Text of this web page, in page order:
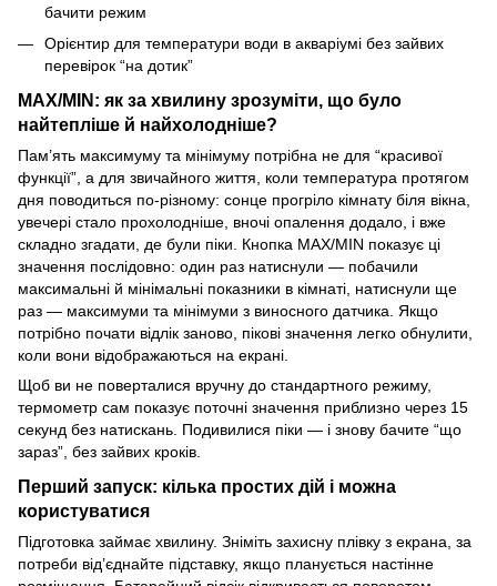
бачити режим
Орієнтир для температури води в акваріумі без зайвих
перевірок “на дотик”
MAX/MIN: як за хвилину зрозуміти, що було
найтепліше й найхолодніше?
Пам’ять максимуму та мінімуму потрібна не для “красивої
функції”, а для звичайного життя, коли температура протягом
дня поводиться по-різному: сонце прогріло кімнату біля вікна,
увечері стало прохолодніше, вночі опалення додало, і вже
складно згадати, де були піки. Кнопка MAX/MIN показує ці
значення послідовно: один раз натиснули — побачили
максимальні й мінімальні показники в кімнаті, натиснули ще
раз — максимуми та мінімуми з виносного датчика. Якщо
потрібно почати відлік заново, пікові значення легко обнулити,
коли вони відображаються на екрані.
Щоб ви не поверталися вручну до стандартного режиму,
термометр сам показує поточні значення приблизно через 15
секунд без натискань. Подивилися піки — і знову бачите “що
зараз”, без зайвих кроків.
Перший запуск: кілька простих дій і можна
користуватися
Підготовка займає хвилину. Зніміть захисну плівку з екрана, за
потреби від’єднайте підставку, якщо планується настінне